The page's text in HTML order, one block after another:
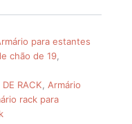
para estantes
chão de 19
DE RACK
Armário
rack para